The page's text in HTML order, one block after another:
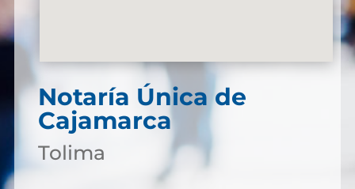
Notaría Única de
Cajamarca
Tolima